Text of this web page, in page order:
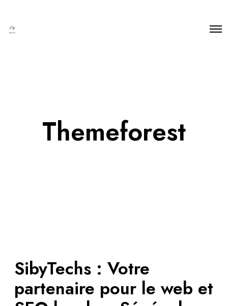
Themeforest
SibyTechs : Votre
partenaire pour le web et